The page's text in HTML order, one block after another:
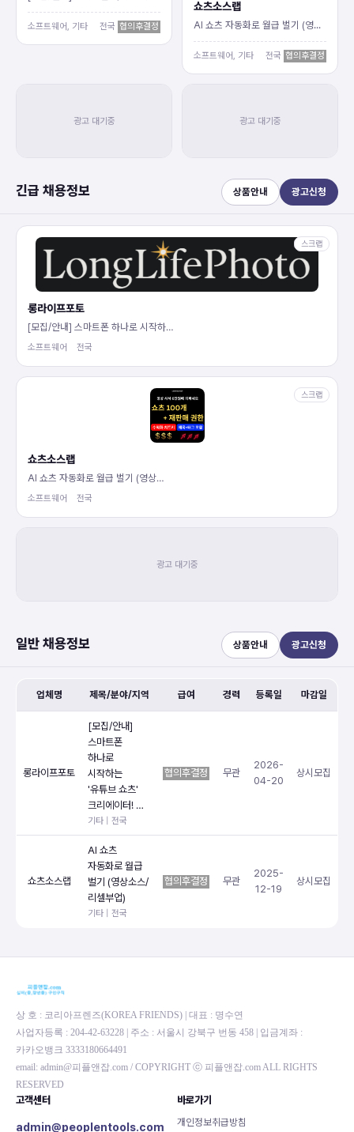
소프트웨어, 기타 전국 협의후결정
쇼츠소스랩
AI 쇼츠 자동화로 월급 벌기 (영상…
소프트웨어, 기타 전국 협의후결정
긴급 채용정보 상품안내 광고신청
롱라이프포토
[모집/안내] 스마트폰 하나로 시작하…
소프트웨어 전국
스크랩
쇼츠소스랩
AI 쇼츠 자동화로 월급 벌기 (영상…
소프트웨어 전국
스크랩
일반 채용정보 상품안내 광고신청
업체명 제목/분야/지역 급여 경력 등록일 마감일
롱라이프포토
[모집/안내]
스마트폰
하나로
시작하는
'유튜브 쇼츠'
크리에이터! …
기타 | 전국
협의후결정 무관
2026-
04-20
상시모집
쇼츠소스랩
AI 쇼츠
자동화로 월급
벌기 (영상소스/
리셀부업)
기타 | 전국
협의후결정 무관
2025-
12-19
상시모집
상 호 : 코리아프렌즈(KOREA FRIENDS) | 대표 : 명수연
사업자등록 : 204-42-63228 | 주소 : 서울시 강북구 번동 458 | 입금계좌 :
카카오뱅크 3333180664491
email: admin@피플앤잡.com / COPYRIGHT ⓒ 피플앤잡.com ALL RIGHTS
RESERVED
고객센터
admin@peoplentools.com
바로가기
개인정보취급방침